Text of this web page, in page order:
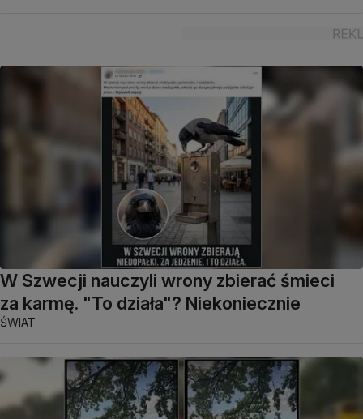
W Szwecji nauczyli wrony zbierać śmieci
za karmę. "To działa"? Niekoniecznie
ŚWIAT